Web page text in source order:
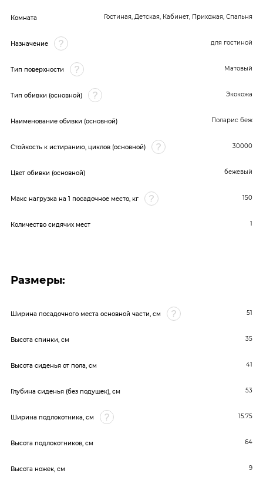
Комната Гостиная, Детская, Кабинет, Прихожая, Спальня
Назначение для гостиной
Тип поверхности Матовый
Тип обивки (основной) Экокожа
Наименование обивки (основной) Поларис беж
Стойкость к истиранию, циклов (основной) 30000
Цвет обивки (основной) бежевый
Макс нагрузка на 1 посадочное место, кг 150
Количество сидячих мест 1
Размеры:
Ширина посадочного места основной части, см 51
Высота спинки, см 35
Высота сиденья от пола, см 41
Глубина сиденья (без подушек), см 53
Ширина подлокотника, см 15.75
Высота подлокотников, см 64
Высота ножек, см 9